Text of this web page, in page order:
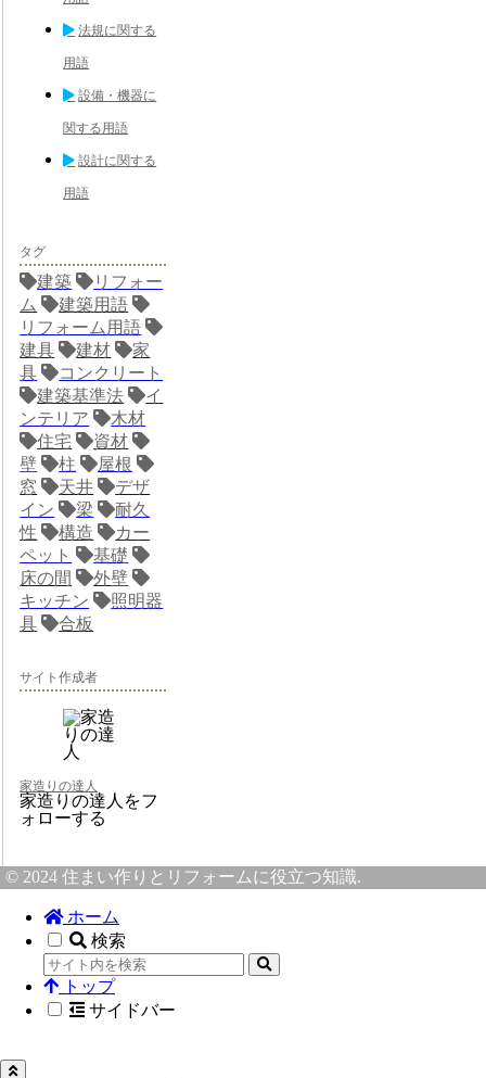
法規に関する
用語
設備・機器に
関する用語
設計に関する
用語
タグ
建築
リフォー
ム
建築用語
リフォーム用語
建具
建材
家
具
コンクリート
建築基準法
イ
ンテリア
木材
住宅
資材
壁
柱
屋根
窓
天井
デザ
イン
梁
耐久
性
構造
カー
ペット
基礎
床の間
外壁
キッチン
照明器
具
合板
サイト作成者
家造りの達人
家造りの達人をフ
ォローする
© 2024 住まい作りとリフォームに役立つ知識.
ホーム
検索
トップ
サイドバー